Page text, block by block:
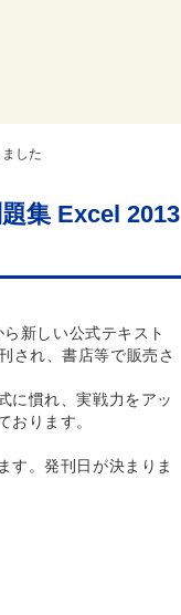
した
集 Excel 2013
新しい公式テキスト
され、書店等で販売さ
に慣れ、実戦力をアッ
おります。
す。発刊日が決まりま